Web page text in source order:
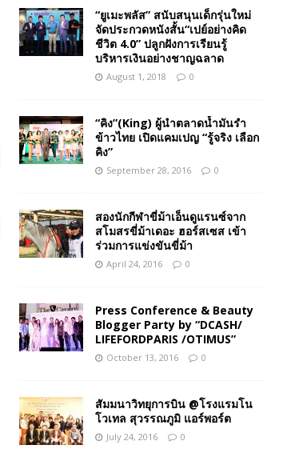
“ยูเมะพลัส” สนับสนุนเด็กรุ่นใหม่
จัดประกวดหนังสั้น“เปย์อย่างคิด
ชีวิต 4.0” ปลูกฝังการเรียนรู้
บริหารเงินอย่างชาญฉลาด
August 1, 2018 0
“คิง”(King) ผู้นำตลาดน้ำมันรำ
ข้าวไทย เปิดแคมเปญ “รู้จริง เลือก
คิง”
September 28, 2016 0
สองนักกีฬาขี่ม้าเอ็นดูแรนซ์จาก
สโมสรขี่ม้าเดอะ ฮอร์สเซส เข้า
ร่วมการแข่งขันขี่ม้า
April 24, 2016 0
Press Conference & Beauty
Blogger Party by “DCASH/
LIFEFORDPARIS /OTIMUS”
October 13, 2016 0
สัมมนาวิทยุการบิน @โรงแรมโน
โวเทล สุวรรณภูมิ แอร์พอร์ต
July 24, 2016 0